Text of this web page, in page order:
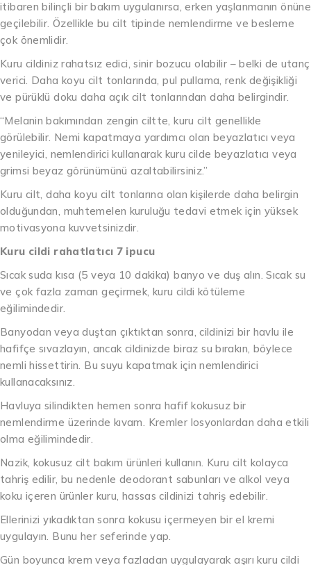
itibaren bilinçli bir bakım uygulanırsa, erken yaşlanmanın önüne
geçilebilir. Özellikle bu cilt tipinde nemlendirme ve besleme
çok önemlidir.
Kuru cildiniz rahatsız edici, sinir bozucu olabilir – belki de utanç
verici. Daha koyu cilt tonlarında, pul pullama, renk değişikliği
ve pürüklü doku daha açık cilt tonlarından daha belirgindir.
“Melanin bakımından zengin ciltte, kuru cilt genellikle
görülebilir. Nemi kapatmaya yardımcı olan beyazlatıcı veya
yenileyici, nemlendirici kullanarak kuru cilde beyazlatıcı veya
grimsi beyaz görünümünü azaltabilirsiniz.”
Kuru cilt, daha koyu cilt tonlarına olan kişilerde daha belirgin
olduğundan, muhtemelen kuruluğu tedavi etmek için yüksek
motivasyona kuvvetsinizdir.
Kuru cildi rahatlatıcı 7 ipucu
Sıcak suda kısa (5 veya 10 dakika) banyo ve duş alın. Sıcak su
ve çok fazla zaman geçirmek, kuru cildi kötüleme
eğilimindedir.
Banyodan veya duştan çıktıktan sonra, cildinizi bir havlu ile
hafifçe sıvazlayın, ancak cildinizde biraz su bırakın, böylece
nemli hissettirin. Bu suyu kapatmak için nemlendirici
kullanacaksınız.
Havluya silindikten hemen sonra hafif kokusuz bir
nemlendirme üzerinde kıvam. Kremler losyonlardan daha etkili
olma eğilimindedir.
Nazik, kokusuz cilt bakım ürünleri kullanın. Kuru cilt kolayca
tahriş edilir, bu nedenle deodorant sabunları ve alkol veya
koku içeren ürünler kuru, hassas cildinizi tahriş edebilir.
Ellerinizi yıkadıktan sonra kokusu içermeyen bir el kremi
uygulayın. Bunu her seferinde yap.
Gün boyunca krem veya fazladan uygulayarak aşırı kuru cildi